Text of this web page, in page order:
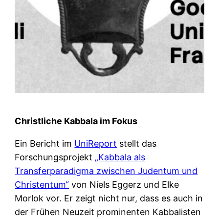
Christliche Kabbala im Fokus
Ein Bericht im UniReport stellt das
Forschungsprojekt „Kabbala als
Transferparadigma zwischen Judentum und
Christentum“ von Níels Eggerz und Elke
Morlok vor. Er zeigt nicht nur, dass es auch in
der Frühen Neuzeit prominenten Kabbalisten